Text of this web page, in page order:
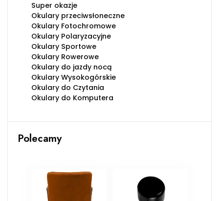
Super okazje
Okulary przeciwsłoneczne
Okulary Fotochromowe
Okulary Polaryzacyjne
Okulary Sportowe
Okulary Rowerowe
Okulary do jazdy nocą
Okulary Wysokogórskie
Okulary do Czytania
Okulary do Komputera
Polecamy